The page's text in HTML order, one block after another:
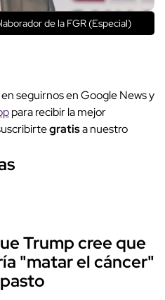
de la FGR (Especial)
seguirnos en Google News y
para recibir la mejor
gratisa nuestro
Trump cree que
"matar el cáncer"